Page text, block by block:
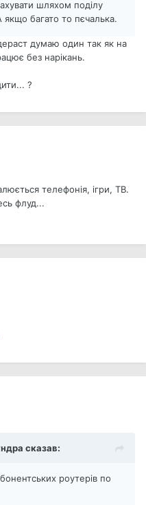
шляхом поділу
багато то пєчалька.
думаю один так як на
без нарікань.
?
телефонія, ігри, ТВ.
флуд...
сказав:
роутерів по